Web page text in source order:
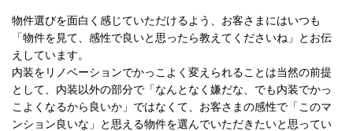
物件選びを面白く感じていただけるよう、お客さまにはいつも
「物件を見て、感性で良いと思ったら教えてくださいね」とお伝
えしています。
内装をリノベーションでかっこよく変えられることは当然の前提
として、内装以外の部分で「なんとなく嫌だな、でも内装でかっ
こよくなるから良いか」ではなくて、お客さまの感性で「このマ
ンション良いな」と思える物件を選んでいただきたいと思ってい